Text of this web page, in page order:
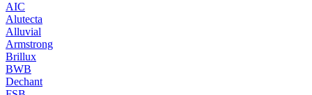
AIC
Alutecta
Alluvial
Armstrong
Brillux
BWB
Dechant